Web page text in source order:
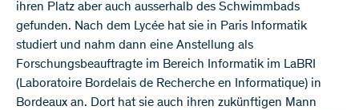
ihren Platz aber auch ausserhalb des Schwimmbads
gefunden. Nach dem Lycée hat sie in Paris Informatik
studiert und nahm dann eine Anstellung als
Forschungsbeauftragte im Bereich Informatik im LaBRI
(Laboratoire Bordelais de Recherche en Informatique) in
Bordeaux an. Dort hat sie auch ihren zukünftigen Mann